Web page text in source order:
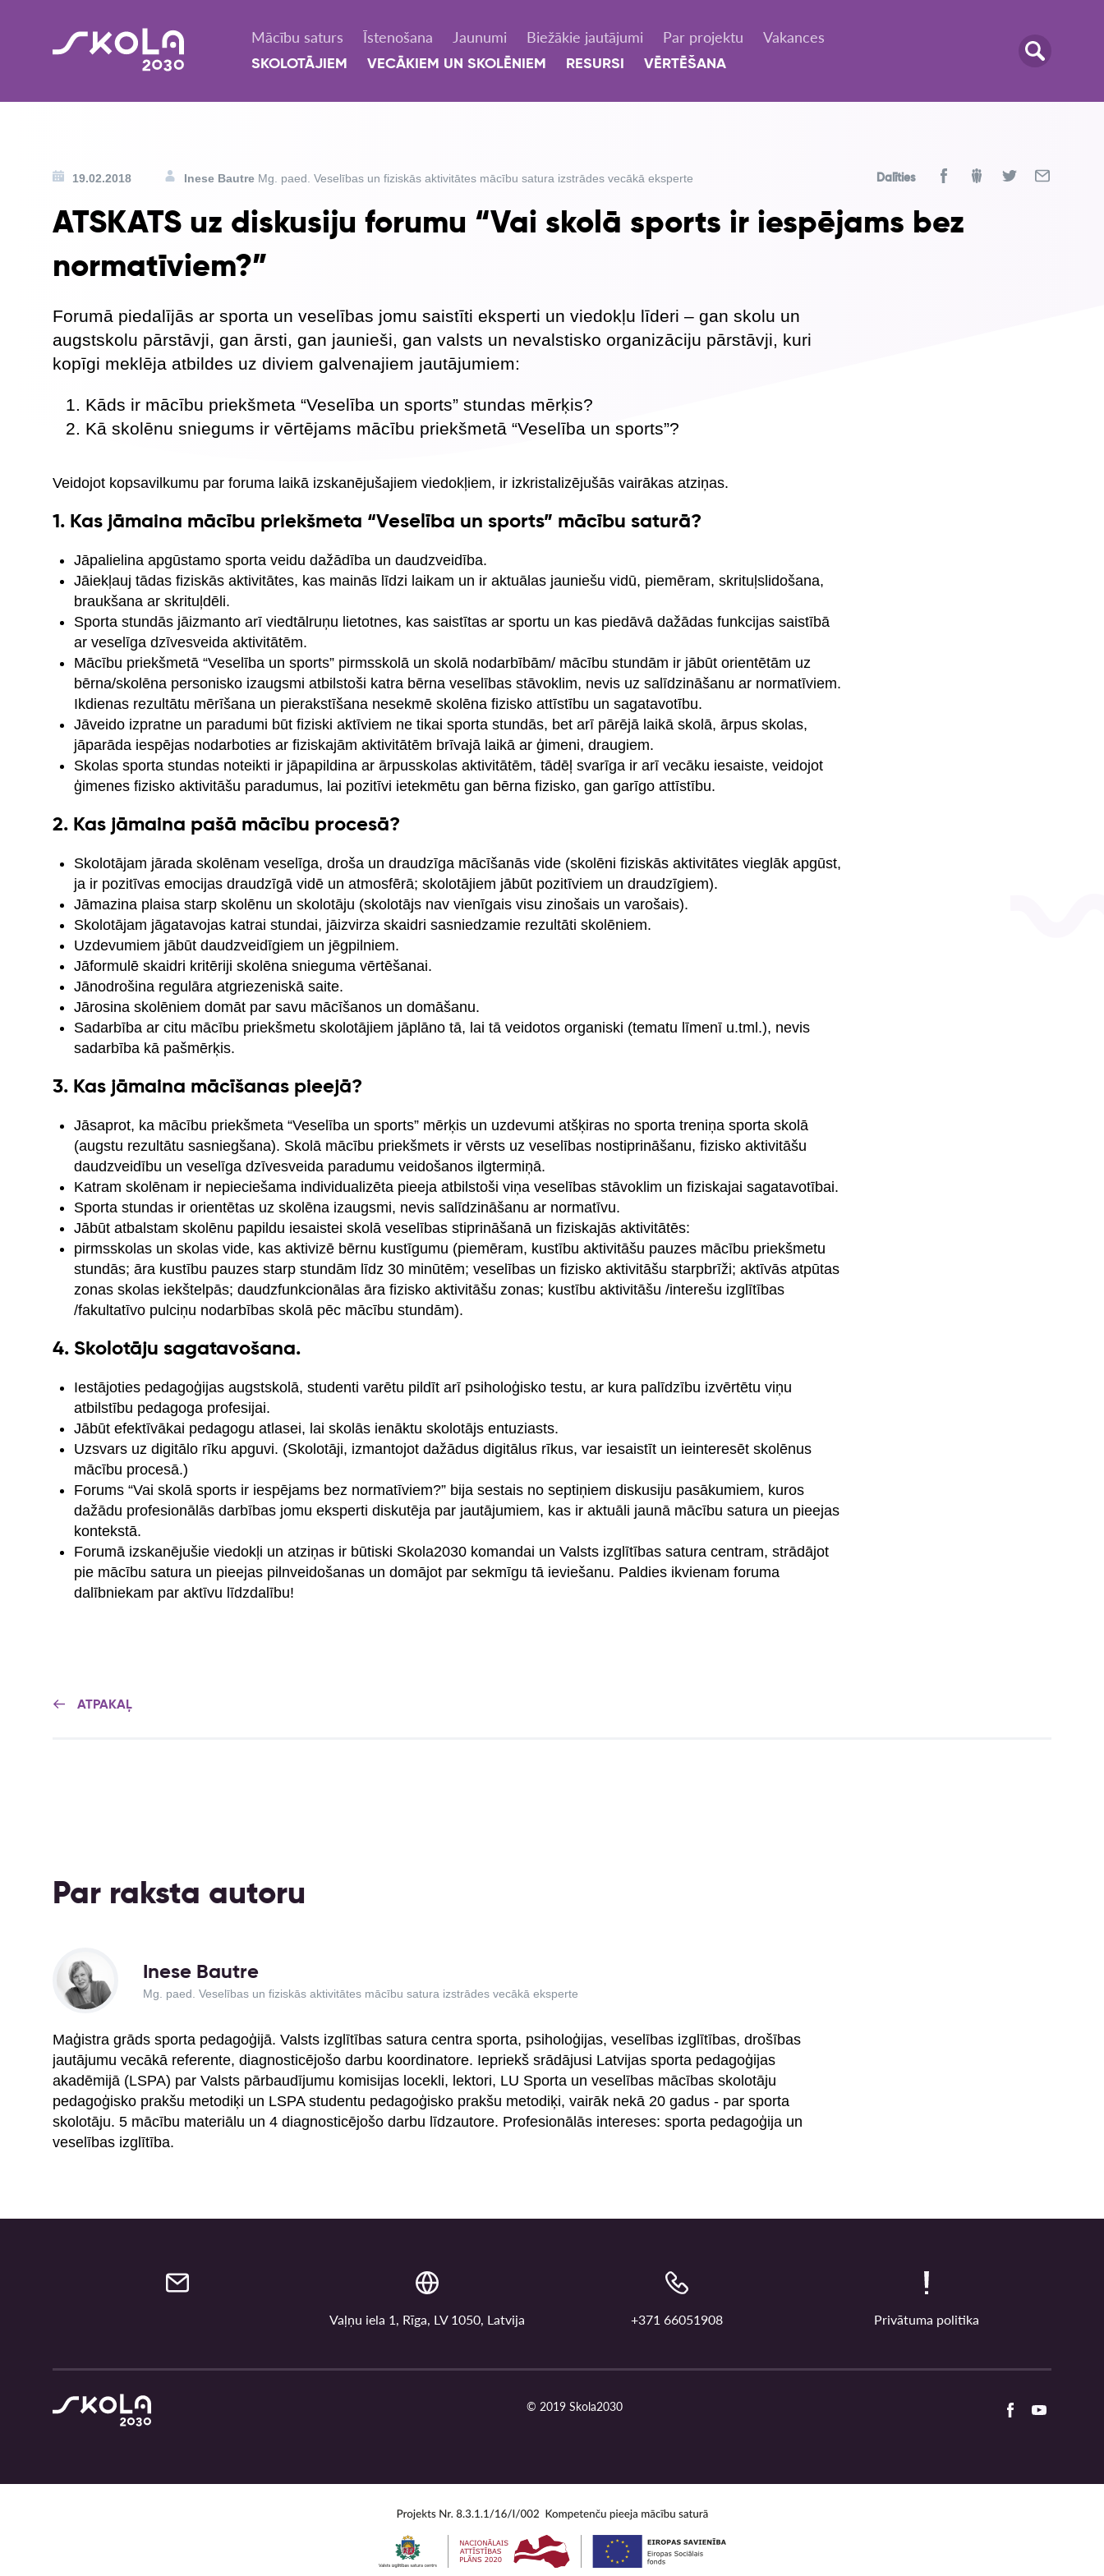
Mācību saturs Īstenošana Jaunumi Biežākie jautājumi Par projektu Vakances
SKOLOTĀJIEM VECĀKIEM UN SKOLĒNIEM RESURSI VĒRTĒŠANA
19.02.2018 Inese Bautre Mg. paed. Veselības un fiziskās aktivitātes mācību satura izstrādes vecākā eksperte Dalīties
ATSKATS uz diskusiju forumu “Vai skolā sports ir iespējams bez
normatīviem?”
Forumā piedalījās ar sporta un veselības jomu saistīti eksperti un viedokļu līderi – gan skolu un
augstskolu pārstāvji, gan ārsti, gan jaunieši, gan valsts un nevalstisko organizāciju pārstāvji, kuri
kopīgi meklēja atbildes uz diviem galvenajiem jautājumiem:
Kāds ir mācību priekšmeta “Veselība un sports” stundas mērķis?
Kā skolēnu sniegums ir vērtējams mācību priekšmetā “Veselība un sports”?
Veidojot kopsavilkumu par foruma laikā izskanējušajiem viedokļiem, ir izkristalizējušās vairākas atziņas.
1. Kas jāmaina mācību priekšmeta “Veselība un sports” mācību saturā?
Jāpalielina apgūstamo sporta veidu dažādība un daudzveidība.
Jāiekļauj tādas fiziskās aktivitātes, kas mainās līdzi laikam un ir aktuālas jauniešu vidū, piemēram, skrituļslidošana,
braukšana ar skrituļdēli.
Sporta stundās jāizmanto arī viedtālruņu lietotnes, kas saistītas ar sportu un kas piedāvā dažādas funkcijas saistībā
ar veselīga dzīvesveida aktivitātēm.
Mācību priekšmetā “Veselība un sports” pirmsskolā un skolā nodarbībām/ mācību stundām ir jābūt orientētām uz
bērna/skolēna personisko izaugsmi atbilstoši katra bērna veselības stāvoklim, nevis uz salīdzināšanu ar normatīviem.
Ikdienas rezultātu mērīšana un pierakstīšana nesekmē skolēna fizisko attīstību un sagatavotību.
Jāveido izpratne un paradumi būt fiziski aktīviem ne tikai sporta stundās, bet arī pārējā laikā skolā, ārpus skolas,
jāparāda iespējas nodarboties ar fiziskajām aktivitātēm brīvajā laikā ar ģimeni, draugiem.
Skolas sporta stundas noteikti ir jāpapildina ar ārpusskolas aktivitātēm, tādēļ svarīga ir arī vecāku iesaiste, veidojot
ģimenes fizisko aktivitāšu paradumus, lai pozitīvi ietekmētu gan bērna fizisko, gan garīgo attīstību.
2. Kas jāmaina pašā mācību procesā?
Skolotājam jārada skolēnam veselīga, droša un draudzīga mācīšanās vide (skolēni fiziskās aktivitātes vieglāk apgūst,
ja ir pozitīvas emocijas draudzīgā vidē un atmosfērā; skolotājiem jābūt pozitīviem un draudzīgiem).
Jāmazina plaisa starp skolēnu un skolotāju (skolotājs nav vienīgais visu zinošais un varošais).
Skolotājam jāgatavojas katrai stundai, jāizvirza skaidri sasniedzamie rezultāti skolēniem.
Uzdevumiem jābūt daudzveidīgiem un jēgpilniem.
Jāformulē skaidri kritēriji skolēna snieguma vērtēšanai.
Jānodrošina regulāra atgriezeniskā saite.
Jārosina skolēniem domāt par savu mācīšanos un domāšanu.
Sadarbība ar citu mācību priekšmetu skolotājiem jāplāno tā, lai tā veidotos organiski (tematu līmenī u.tml.), nevis
sadarbība kā pašmērķis.
3. Kas jāmaina mācīšanas pieejā?
Jāsaprot, ka mācību priekšmeta “Veselība un sports” mērķis un uzdevumi atšķiras no sporta treniņa sporta skolā
(augstu rezultātu sasniegšana). Skolā mācību priekšmets ir vērsts uz veselības nostiprināšanu, fizisko aktivitāšu
daudzveidību un veselīga dzīvesveida paradumu veidošanos ilgtermiņā.
Katram skolēnam ir nepieciešama individualizēta pieeja atbilstoši viņa veselības stāvoklim un fiziskajai sagatavotībai.
Sporta stundas ir orientētas uz skolēna izaugsmi, nevis salīdzināšanu ar normatīvu.
Jābūt atbalstam skolēnu papildu iesaistei skolā veselības stiprināšanā un fiziskajās aktivitātēs:
pirmsskolas un skolas vide, kas aktivizē bērnu kustīgumu (piemēram, kustību aktivitāšu pauzes mācību priekšmetu
stundās; āra kustību pauzes starp stundām līdz 30 minūtēm; veselības un fizisko aktivitāšu starpbrīži; aktīvās atpūtas
zonas skolas iekštelpās; daudzfunkcionālas āra fizisko aktivitāšu zonas; kustību aktivitāšu /interešu izglītības
/fakultatīvo pulciņu nodarbības skolā pēc mācību stundām).
4. Skolotāju sagatavošana.
Iestājoties pedagoģijas augstskolā, studenti varētu pildīt arī psiholoģisko testu, ar kura palīdzību izvērtētu viņu
atbilstību pedagoga profesijai.
Jābūt efektīvākai pedagogu atlasei, lai skolās ienāktu skolotājs entuziasts.
Uzsvars uz digitālo rīku apguvi. (Skolotāji, izmantojot dažādus digitālus rīkus, var iesaistīt un ieinteresēt skolēnus
mācību procesā.)
Forums “Vai skolā sports ir iespējams bez normatīviem?” bija sestais no septiņiem diskusiju pasākumiem, kuros
dažādu profesionālās darbības jomu eksperti diskutēja par jautājumiem, kas ir aktuāli jaunā mācību satura un pieejas
kontekstā.
Forumā izskanējušie viedokļi un atziņas ir būtiski Skola2030 komandai un Valsts izglītības satura centram, strādājot
pie mācību satura un pieejas pilnveidošanas un domājot par sekmīgu tā ieviešanu. Paldies ikvienam foruma
dalībniekam par aktīvu līdzdalību!
ATPAKAĻ
Par raksta autoru
Inese Bautre
Mg. paed. Veselības un fiziskās aktivitātes mācību satura izstrādes vecākā eksperte
Maģistra grāds sporta pedagoģijā. Valsts izglītības satura centra sporta, psiholoģijas, veselības izglītības, drošības
jautājumu vecākā referente, diagnosticējošo darbu koordinatore. Iepriekš srādājusi Latvijas sporta pedagoģijas
akadēmijā (LSPA) par Valsts pārbaudījumu komisijas locekli, lektori, LU Sporta un veselības mācības skolotāju
pedagoģisko prakšu metodiķi un LSPA studentu pedagoģisko prakšu metodiķi, vairāk nekā 20 gadus - par sporta
skolotāju. 5 mācību materiālu un 4 diagnosticējošo darbu līdzautore. Profesionālās intereses: sporta pedagoģija un
veselības izglītība.
Vaļņu iela 1, Rīga, LV 1050, Latvija +371 66051908 Privātuma politika
© 2019 Skola2030